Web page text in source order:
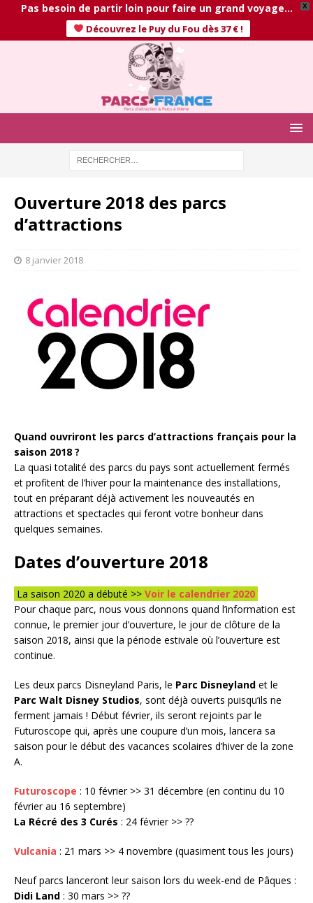
X
Pas besoin de partir loin pour faire un grand voyage…
Découvrez le Puy du Fou dès 37 € !
Ouverture 2018 des parcs
d’attractions
8 janvier 2018
Quand ouvriront les parcs d’attractions français pour la
saison 2018 ?
La quasi totalité des parcs du pays sont actuellement fermés
et profitent de l’hiver pour la maintenance des installations,
tout en préparant déjà activement les nouveautés en
attractions et spectacles qui feront votre bonheur dans
quelques semaines.
Dates d’ouverture 2018
La saison 2020 a débuté >> Voir le calendrier 2020
Pour chaque parc, nous vous donnons quand l’information est
connue, le premier jour d’ouverture, le jour de clôture de la
saison 2018, ainsi que la période estivale où l’ouverture est
continue.
Les deux parcs Disneyland Paris, le Parc Disneyland et le
Parc Walt Disney Studios, sont déjà ouverts puisqu’ils ne
ferment jamais ! Début février, ils seront rejoints par le
Futuroscope qui, après une coupure d’un mois, lancera sa
saison pour le début des vacances scolaires d’hiver de la zone
A.
Futuroscope : 10 février >> 31 décembre (en continu du 10
février au 16 septembre)
La Récré des 3 Curés : 24 février >> ??
Vulcania : 21 mars >> 4 novembre (quasiment tous les jours)
Neuf parcs lanceront leur saison lors du week-end de Pâques :
Didi Land : 30 mars >> ??